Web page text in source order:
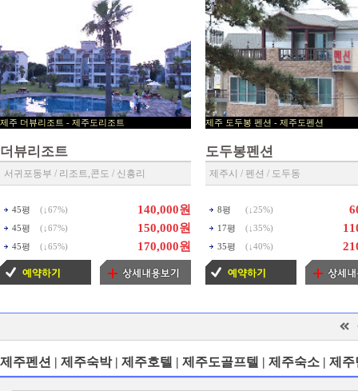
제주 더뷰리조트 - 제주도리조트
더뷰리조트
서귀포동부 / 리조트,콘도 / 신흥리
45평 (↓ 67%) 140,000원
45평 (↓ 67%) 150,000원
45평 (↓ 65%) 170,000원
제주 도두봉 펜션 - 제주
도두봉펜션
제주시 / 펜션 / 도두동
8평 (↓ 25%)
17평 (↓ 35%)
35평 (↓ 40%)
제주펜션 | 제주숙박 | 제주호텔 | 제주도골프텔 | 제주숙소 | 제